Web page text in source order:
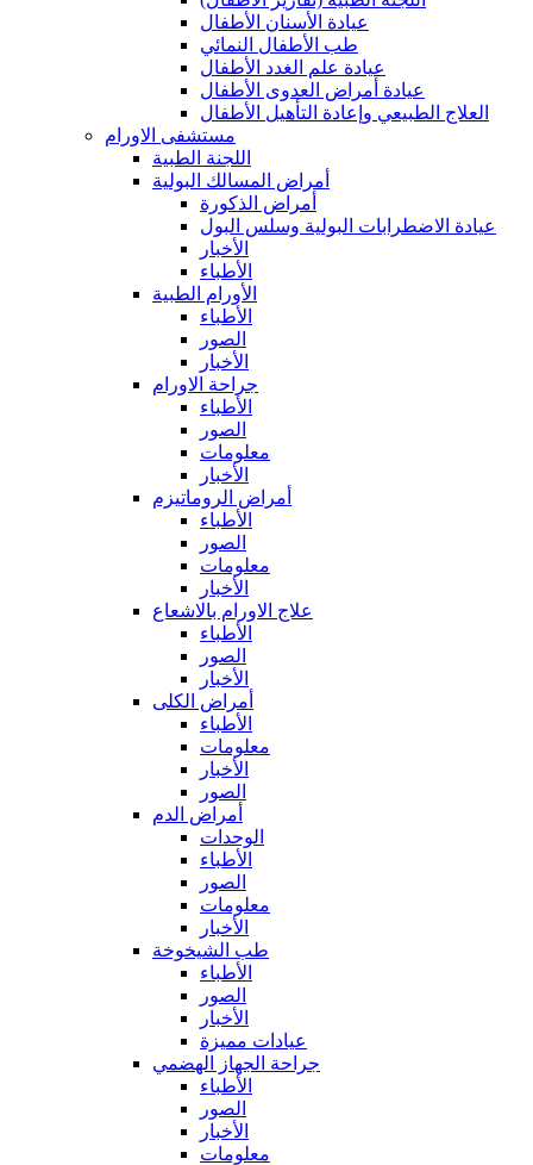
عيادة الأسنان الأطفال
طب الأطفال النمائي
عيادة علم الغدد الأطفال
عيادة أمراض العدوى الأطفال
العلاج الطبيعي وإعادة التأهيل الأطفال
مستشفى الاورام
اللجنة الطبية
أمراض المسالك البولية
أمراض الذكورة
عيادة الاضطرابات البولية وسلس البول
الأخبار
الأطباء
الأورام الطبية
الأطباء
الصور
الأخبار
جراحة الاورام
الأطباء
الصور
معلومات
الأخبار
أمراض الروماتيزم
الأطباء
الصور
معلومات
الأخبار
علاج الاورام بالاشعاع
الأطباء
الصور
الأخبار
أمراض الكلى
الأطباء
معلومات
الأخبار
الصور
أمراض الدم
الوحدات
الأطباء
الصور
معلومات
الأخبار
طب الشيخوخة
الأطباء
الصور
الأخبار
عيادات مميزة
جراحة الجهاز الهضمي
الأطباء
الصور
الأخبار
معلومات